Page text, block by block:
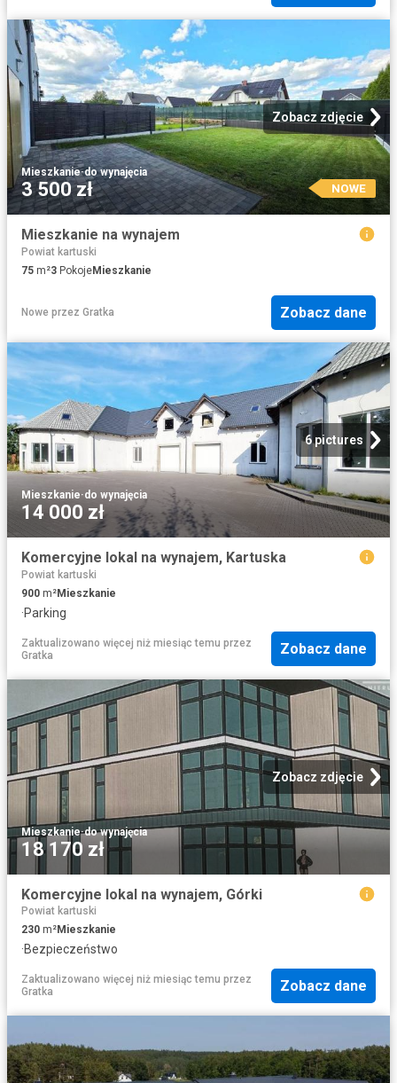
Zobacz zdjęcie
Mieszkanie·do wynajęcia
3 500 zł NOWE
Mieszkanie na wynajem
Powiat kartuski
75 m²3 PokojeMieszkanie
Nowe przez Gratka Zobacz dane
6 pictures
Mieszkanie·do wynajęcia
14 000 zł
Komercyjne lokal na wynajem, Kartuska
Powiat kartuski
900 m²Mieszkanie
·Parking
Zaktualizowano więcej niż miesiąc temu przez
Gratka
Zobacz dane
Zobacz zdjęcie
Mieszkanie·do wynajęcia
18 170 zł
Komercyjne lokal na wynajem, Górki
Powiat kartuski
230 m²Mieszkanie
·Bezpieczeństwo
Zaktualizowano więcej niż miesiąc temu przez
Gratka
Zobacz dane